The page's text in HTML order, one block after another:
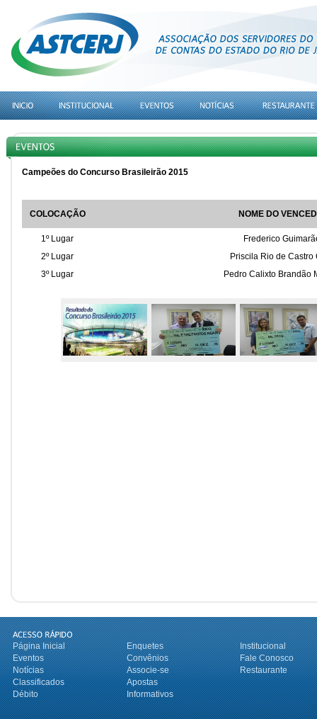
Campeões do Concurso Brasileirão 2015
COLOCAÇÃO NOME DO
1º Lugar
Frederico
2º Lugar
Priscila Rio de Castro
3º Lugar
Pedro Calixto Brandão
Página Inicial Enquetes
Institucional
Eventos
Convênios
Fale Conosco
Notícias
Associe-se
Restaurante
Classificados
Apostas
Débito
Informativos